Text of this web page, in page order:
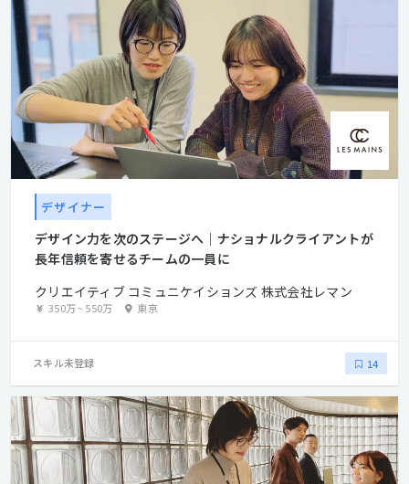
と落ち着いています。クライアント様もよく来社します。 対話
を重じて仕事をしています。 ■社員の傾向 webチーム、グラフ
ィックチームも含め、誠実に、こだわりを持って取り組む人が多
いです。 ■会社全体の社員構成 若手、中堅、ベテランと、各層
がいます。男女比は６：４くらい。 新卒の定期採用と、中堅以
上の定着率が多いのは弊社の特徴です。 ■webチームの構成
P/DRが２名、Dが２名、エンジニアが１名で、外注スタッフとも
連携します。 ■仕事の進行の仕方、業務量 グラフィックチーム
と一緒、webチーム単独、の２通りの案件があります。 いずれ
も、すべてのスタッフが会議に参加し、提案もよければ採用され
ます。 大きなプロジェクトは８ヶ月ほど続きます。 年間の業
務量は、波がありますが、ずっと深夜まで作業するようなことは
ありません。 案件の担当に関しては、適性、状況を見ながら、
柔軟に調整します。 ■評価 意欲的で、売上に貢献した人は、し
な人間関係の中で、 ナショナルクライアント案件を担当いただ
き、成長できる職場です。
デザイナー
デザイン力を次のステージへ｜ナショナルクライアントが
長年信頼を寄せるチームの一員に
クリエイティブ コミュニケイションズ 株式会社レマン
350万~550万 東京
スキル未登録 14